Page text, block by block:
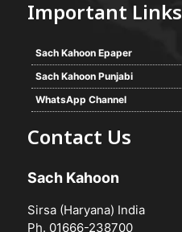
Important Links
Sach Kahoon Epaper
Sach Kahoon Punjabi
WhatsApp Channel
Contact Us
Sach Kahoon
Sirsa (Haryana) India
Ph. 01666-238700